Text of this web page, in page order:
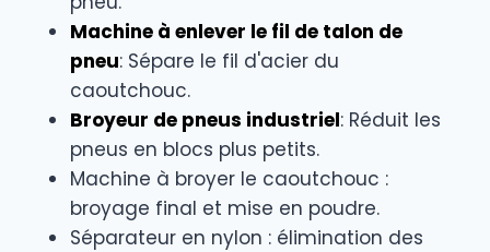
Machine à enlever le fil de talon de
pneu: Sépare le fil d'acier du
caoutchouc.
Broyeur de pneus industriel: Réduit les
pneus en blocs plus petits.
Machine à broyer le caoutchouc :
broyage final et mise en poudre.
Séparateur en nylon : élimination des